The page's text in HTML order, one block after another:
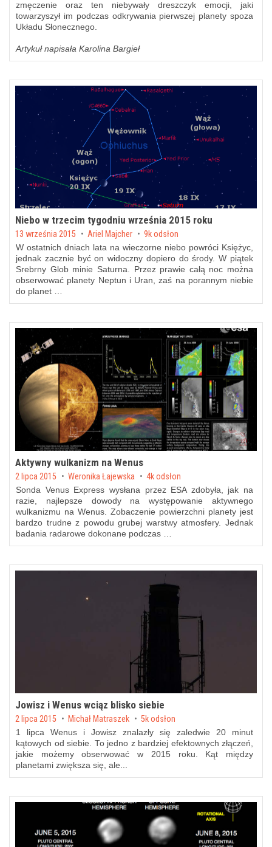
zmęczenie oraz ten niebywały dreszczyk emocji, jaki
towarzyszył im podczas odkrywania pierwszej planety spoza
Układu Słonecznego.
Artykuł napisała Karolina Bargieł
Niebo w trzecim tygodniu września 2015 roku
Posted on
13 września 2015 by Ariel Majcher 9k odsłon
W ostatnich dniach lata na wieczorne niebo powróci Księżyc,
jednak zacznie być on widoczny dopiero do środy. W piątek
Srebrny Glob minie Saturna. Przez prawie całą noc można
obserwować planety Neptun i Uran, zaś na porannym niebie
do planet …
Aktywny wulkanizm na Wenus
Posted on
2 lipca 2015 byWeronika Łajewska 4k odsłon
Sonda Venus Express wysłana przez ESA zdobyła, jak na
razie, najlepsze dowody na występowanie aktywnego
wulkanizmu na Wenus. Zobaczenie powierzchni planety jest
bardzo trudne z powodu grubej warstwy atmosfery. Jednak
badania radarowe dokonane podczas …
Jowisz i Wenus wciąz blisko siebie
Posted on
2 lipca 2015 byMichał Matraszek 5k odsłon
1 lipca Wenus i Jowisz znalazły się zaledwie 20 minut
kątowych od siebie. To jedno z bardziej efektownych złączeń,
jakie możemy obserwować w 2015 roku. Kąt między
planetami zwiększa się, ale...